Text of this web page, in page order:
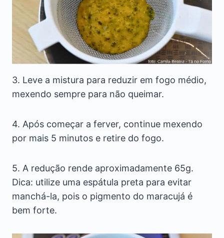
3. Leve a mistura para reduzir em fogo médio,
mexendo sempre para não queimar.
4. Após começar a ferver, continue mexendo
por mais 5 minutos e retire do fogo.
5. A redução rende aproximadamente 65g.
Dica: utilize uma espátula preta para evitar
manchá-la, pois o pigmento do maracujá é
bem forte.